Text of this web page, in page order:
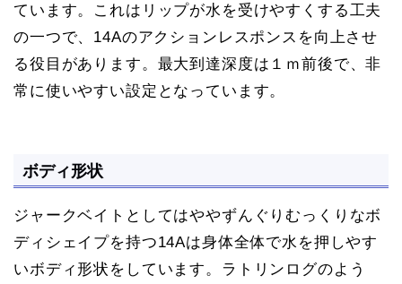
ています。これはリップが水を受けやすくする工夫
の一つで、14Aのアクションレスポンスを向上させ
る役目があります。最大到達深度は１ｍ前後で、非
常に使いやすい設定となっています。
ボディ形状
ジャークベイトとしてはややずんぐりむっくりなボ
ディシェイプを持つ14Aは身体全体で水を押しやす
いボディ形状をしています。ラトリンログのよう